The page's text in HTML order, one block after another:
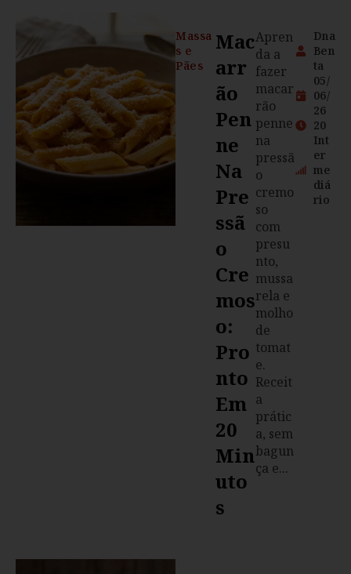
Massa
s e
Pães
Mac
Arr
Ão
Pen
Ne
Na
Pre
Ssã
O
Cre
Mos
O:
Pro
Nto
Em
20
Min
Uto
S
Apren
da a
fazer
macar
rão
penne
na
pressã
o
cremo
so
com
presu
nto,
mussa
rela e
molho
de
tomat
e.
Receit
a
prátic
a, sem
bagun
ça e...
Dna
Ben
ta
05/
06/
26
20
Int
er
me
diá
rio